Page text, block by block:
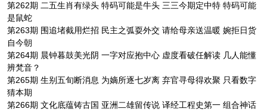
第262期 二五生肖有绿头 特码可能是牛头 三三今期定中特 特码可能
是鼠蛇
第263期 围追堵截用烂招 民主之弧耍外交 请给母亲送温暖 婉拒日货
自今朝
第264期 晨钟暮鼓美光阴 一字对应抱中心 虚度看破任解读 几人能懂
辨梵音？
第265期 生别五旬断消息 为嫡所逐七岁离 弃官寻母得欢聚 只看数字
猜本期
第266期 文化底蕴铸古国 亚洲二雄留传说 译经工程史第一 组合神话